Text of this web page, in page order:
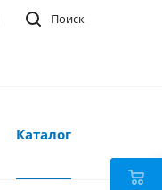
Поиск
Каталог